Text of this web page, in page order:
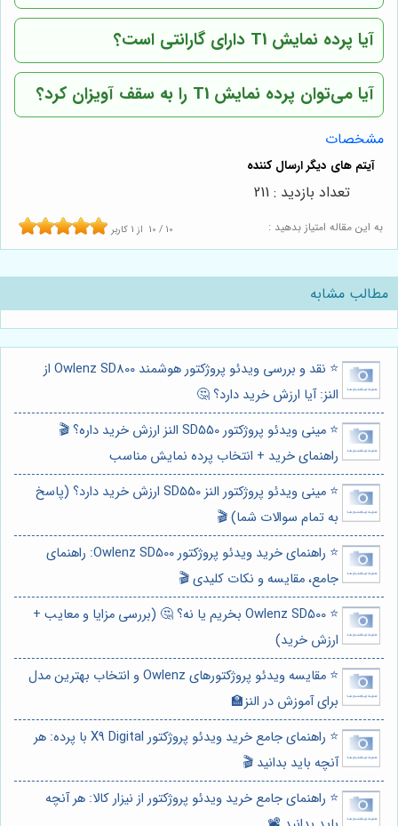
آیا پرده نمایش T1 دارای گارانتی است؟
آیا می‌توان پرده نمایش T1 را به سقف آویزان کرد؟
مشخصات
به این مقاله امتیاز بدهید : 10 / 10 از 1 کاربر
تعداد بازدید : 211
مطالب مشابه
⭐️ نقد و بررسی ویدئو پروژکتور هوشمند Owlenz SD800 از
النز: آیا ارزش خرید دارد؟ 🤔
⭐️ مینی ویدئو پروژکتور SD550 النز ارزش خرید داره؟ 🎬
راهنمای خرید + انتخاب پرده نمایش مناسب
⭐️ مینی ویدئو پروژکتور النز SD550 ارزش خرید دارد؟ (پاسخ
به تمام سوالات شما) 🎬
⭐️ راهنمای خرید ویدئو پروژکتور Owlenz SD500: راهنمای
جامع، مقایسه و نکات کلیدی 🎬
⭐️ Owlenz SD500 بخریم یا نه؟ 🤔 (بررسی مزایا و معایب +
ارزش خرید)
⭐️ مقایسه ویدئو پروژکتورهای Owlenz و انتخاب بهترین مدل
برای آموزش در النز🏫
⭐️ راهنمای جامع خرید ویدئو پروژکتور X9 Digital با پرده: هر
آنچه باید بدانید 🎬
⭐️ راهنمای جامع خرید ویدئو پروژکتور از نیزار کالا: هر آنچه